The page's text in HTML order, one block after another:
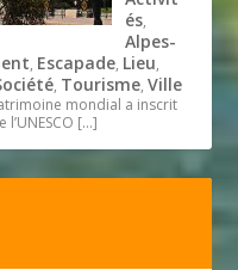
és,
Alpes-
, Escapade, Lieu,
, Tourisme,Ville
mondial a inscrit
[…]